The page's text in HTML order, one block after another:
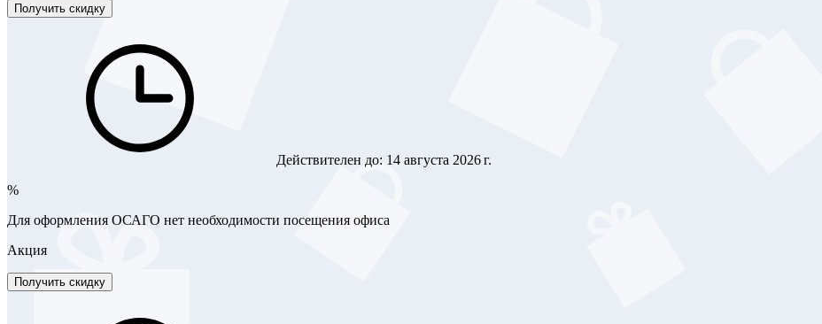
Получить скидку
Действителен до: 14 августа 2026 г.
%
Для оформления ОСАГО нет необходимости посещения офиса
Акция
Получить скидку